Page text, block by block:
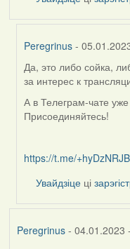
Peregrinus -
In
reply
to
by
Да, это либо сойка,
за интерес к
А в Телеграм-чате
Присоединяйтесь!
https://t.me/
Увайдзіце ці
Peregrinus- 04.01.2023